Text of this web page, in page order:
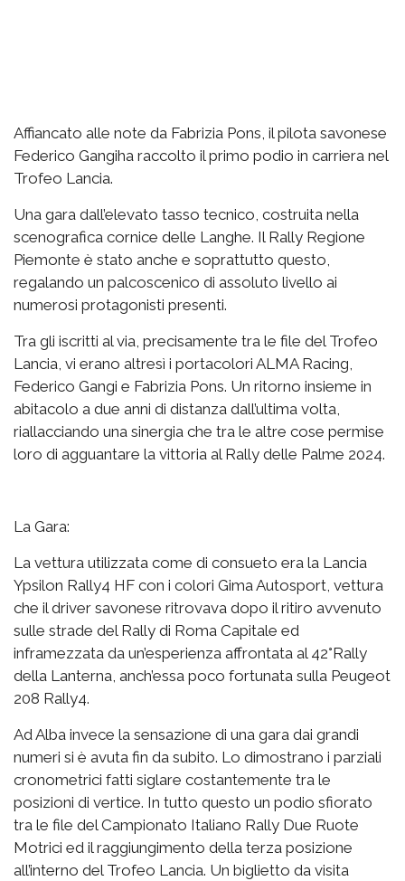
Affiancato alle note da Fabrizia Pons, il pilota savonese
Federico Gangiha raccolto il primo podio in carriera nel
Trofeo Lancia.
Una gara dall’elevato tasso tecnico, costruita nella
scenografica cornice delle Langhe. Il Rally Regione
Piemonte è stato anche e soprattutto questo,
regalando un palcoscenico di assoluto livello ai
numerosi protagonisti presenti.
Tra gli iscritti al via, precisamente tra le file del Trofeo
Lancia, vi erano altresì i portacolori ALMA Racing,
Federico Gangi e Fabrizia Pons. Un ritorno insieme in
abitacolo a due anni di distanza dall’ultima volta,
riallacciando una sinergia che tra le altre cose permise
loro di agguantare la vittoria al Rally delle Palme 2024.
La Gara:
La vettura utilizzata come di consueto era la Lancia
Ypsilon Rally4 HF con i colori Gima Autosport, vettura
che il driver savonese ritrovava dopo il ritiro avvenuto
sulle strade del Rally di Roma Capitale ed
inframezzata da un’esperienza affrontata al 42°Rally
della Lanterna, anch’essa poco fortunata sulla Peugeot
208 Rally4.
Ad Alba invece la sensazione di una gara dai grandi
numeri si è avuta fin da subito. Lo dimostrano i parziali
cronometrici fatti siglare costantemente tra le
posizioni di vertice. In tutto questo un podio sfiorato
tra le file del Campionato Italiano Rally Due Ruote
Motrici ed il raggiungimento della terza posizione
all’interno del Trofeo Lancia. Un biglietto da visita